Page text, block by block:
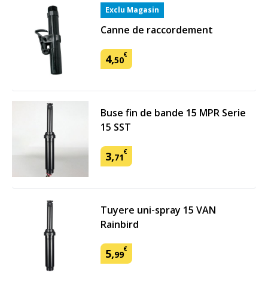
Exclu Magasin
Canne de raccordement
4,50€
Buse fin de bande 15 MPR Serie
15 SST
3,71€
Tuyere uni-spray 15 VAN
Rainbird
5,99€